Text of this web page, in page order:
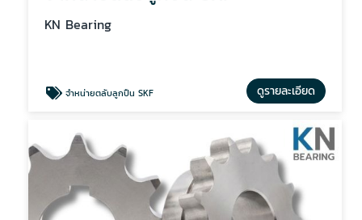
KN Bearing
จำหน่ายตลับลูกปืน SKF ดูรายละเอียด